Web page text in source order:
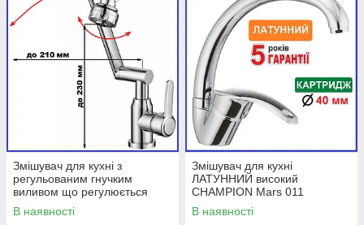
Змішувач для кухні з
регульованим гнучким
виливом що регулюється
Zerix Eza-001-FX Chrome
(ZX6146)
В наявності
Змішувач для кухні
ЛАТУННИЙ високий
CHAMPION Mars 011
(CH0210) Марс
В наявності